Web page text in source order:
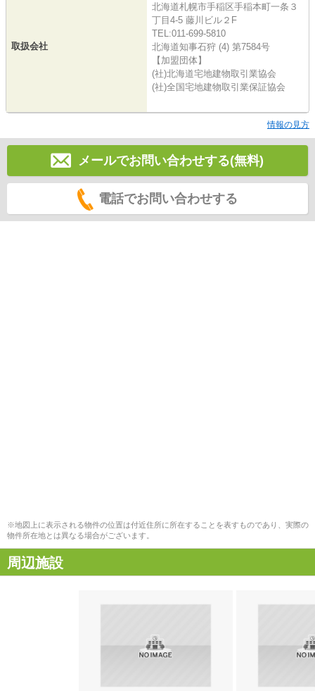
取扱会社
北海道札幌市手稲区手稲本町一条３
丁目4-5 藤川ビル２F
TEL:011-699-5810
北海道知事石狩 (4) 第7584号
【加盟団体】
(社)北海道宅地建物取引業協会
(社)全国宅地建物取引業保証協会
情報の見方
メールでお問い合わせする(無料)
電話でお問い合わせする
※地図上に表示される物件の位置は付近住所に所在することを表すものであり、実際の
物件所在地とは異なる場合がございます。
周辺施設